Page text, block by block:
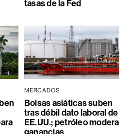
tasas de la Fed
MERCADOS
Bolsas asiáticas suben
tras débil dato laboral de
EE.UU.; petróleo modera